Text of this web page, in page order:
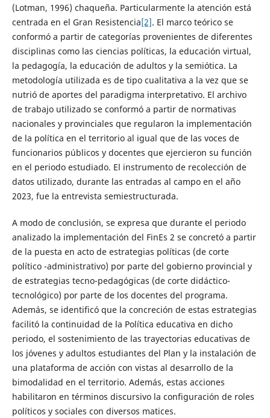
(Lotman, 1996) chaqueña. Particularmente la atención está
centrada en el Gran Resistencia[2]. El marco teórico se
conformó a partir de categorías provenientes de diferentes
disciplinas como las ciencias políticas, la educación virtual,
la pedagogía, la educación de adultos y la semiótica. La
metodología utilizada es de tipo cualitativa a la vez que se
nutrió de aportes del paradigma interpretativo. El archivo
de trabajo utilizado se conformó a partir de normativas
nacionales y provinciales que regularon la implementación
de la política en el territorio al igual que de las voces de
funcionarios públicos y docentes que ejercieron su función
en el periodo estudiado. El instrumento de recolección de
datos utilizado, durante las entradas al campo en el año
2023, fue la entrevista semiestructurada.
A modo de conclusión, se expresa que durante el periodo
analizado la implementación del FinEs 2 se concretó a partir
de la puesta en acto de estrategias políticas (de corte
político -administrativo) por parte del gobierno provincial y
de estrategias tecno-pedagógicas (de corte didáctico-
tecnológico) por parte de los docentes del programa.
Además, se identificó que la concreción de estas estrategias
facilitó la continuidad de la Política educativa en dicho
periodo, el sostenimiento de las trayectorias educativas de
los jóvenes y adultos estudiantes del Plan y la instalación de
una plataforma de acción con vistas al desarrollo de la
bimodalidad en el territorio. Además, estas acciones
habilitaron en términos discursivo la configuración de roles
políticos y sociales con diversos matices.